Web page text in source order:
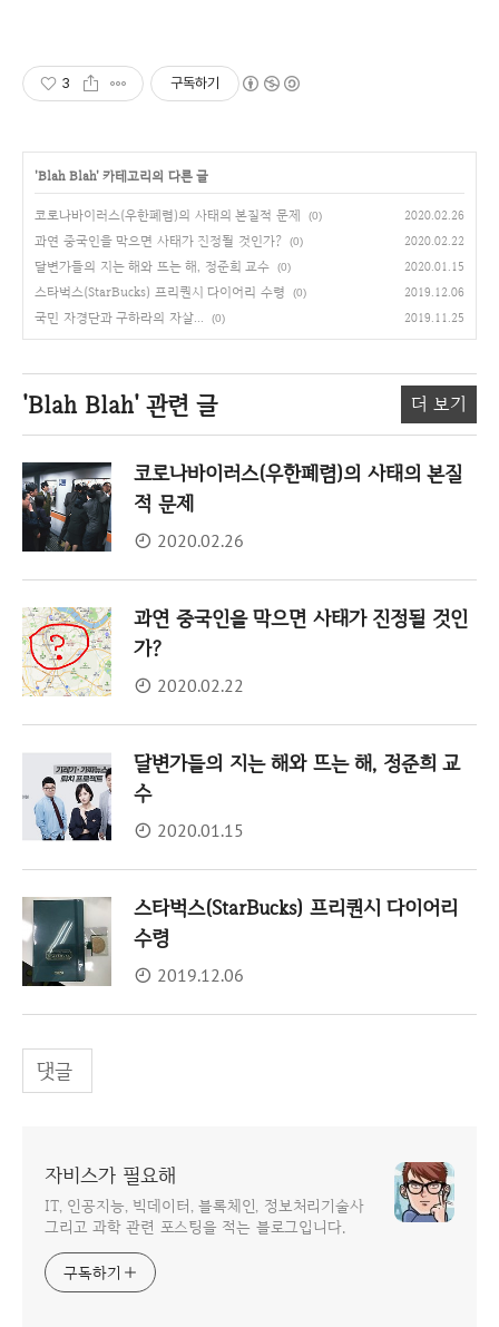
3 구독하기
'Blah Blah' 카테고리의 다른 글
코로나바이러스(우한폐렴)의 사태의 본질적 문제 (0) 2020.02.26
과연 중국인을 막으면 사태가 진정될 것인가? (0) 2020.02.22
달변가들의 지는 해와 뜨는 해, 정준희 교수 (0) 2020.01.15
스타벅스(StarBucks) 프리퀀시 다이어리 수령 (0) 2019.12.06
국민 자경단과 구하라의 자살... (0) 2019.11.25
'Blah Blah'관련 글 더 보기
코로나바이러스(우한폐렴)의 사태의 본질
적 문제
2020.02.26
과연 중국인을 막으면 사태가 진정될 것인
가?
2020.02.22
달변가들의 지는 해와 뜨는 해, 정준희 교
수
2020.01.15
스타벅스(StarBucks) 프리퀀시 다이어리
수령
2019.12.06
댓글
자비스가 필요해
IT, 인공지능, 빅데이터, 블록체인, 정보처리기술사
그리고 과학 관련 포스팅을 적는 블로그입니다.
구독하기